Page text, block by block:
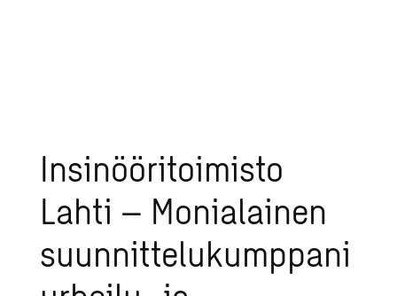
Insinööritoimisto
Lahti – Monialainen
suunnittelukumppani